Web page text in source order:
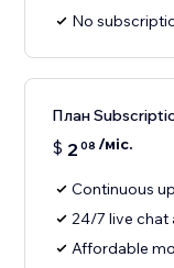
No
План
$ 2 08 /міс.
Continuous
24/7 live chat
Affordable